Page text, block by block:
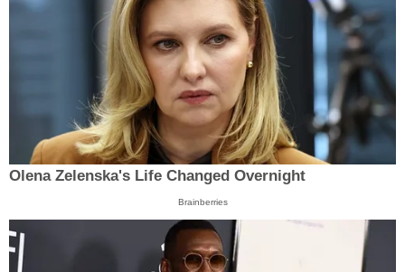
Olena Zelenska's Life Changed Overnight
Brainberries